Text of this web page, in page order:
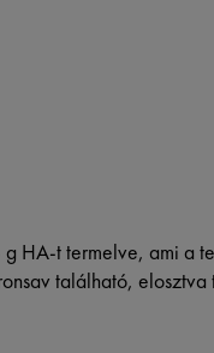
HA-t termelve, ami a
található, elosztva